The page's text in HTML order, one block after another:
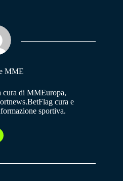
MME
cura di MMEuropa,
cura e
sportiva.